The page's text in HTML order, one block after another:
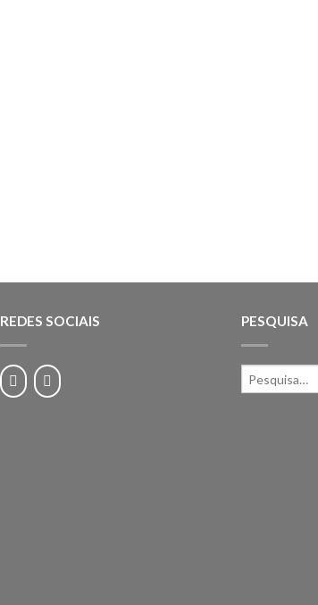
REDES SOCIAIS PESQUISA